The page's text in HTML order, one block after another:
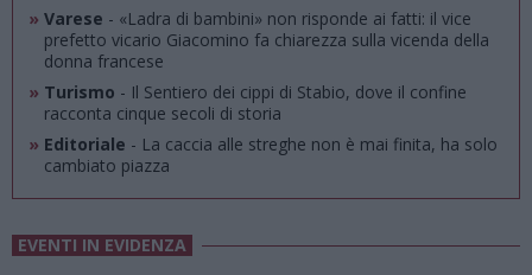
» Varese - «Ladra di bambini» non risponde ai fatti: il vice
prefetto vicario Giacomino fa chiarezza sulla vicenda della
donna francese
» Turismo - Il Sentiero dei cippi di Stabio, dove il confine
racconta cinque secoli di storia
» Editoriale - La caccia alle streghe non è mai finita, ha solo
cambiato piazza
EVENTI IN EVIDENZA